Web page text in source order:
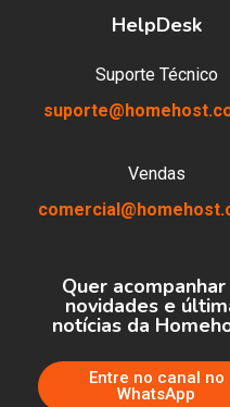
HelpDesk
Suporte Técnico
Vendas
Quer acompanhar
novidades e
notícias da
Entre no canal no
WhatsApp